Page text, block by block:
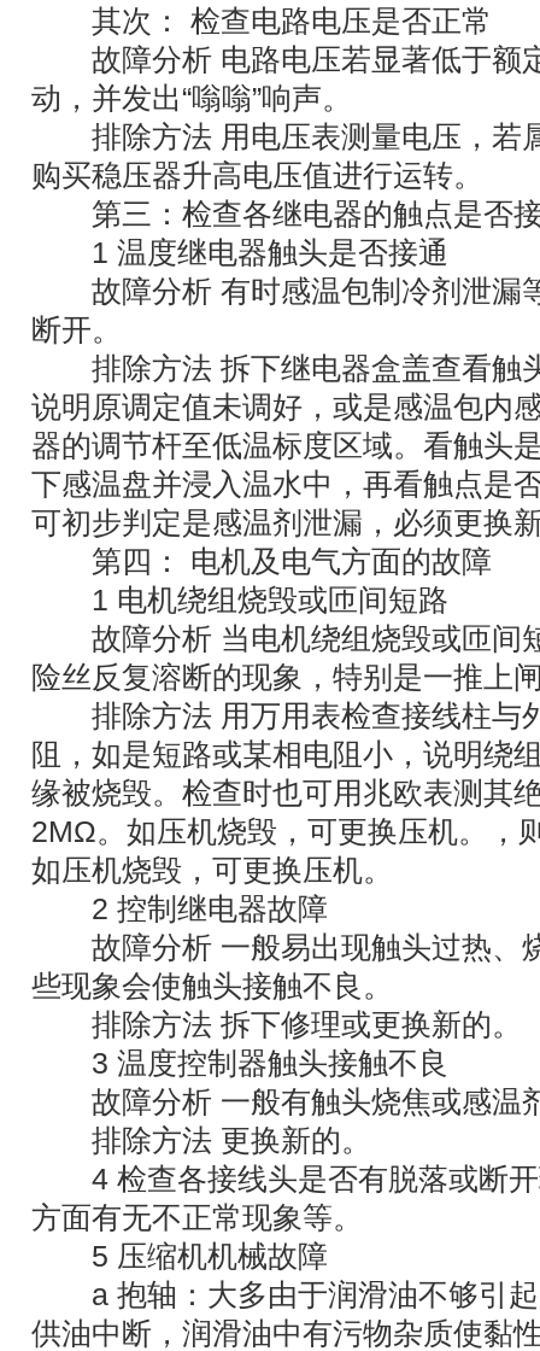
其次： 检查电路电压是否正常
故障分析 电路电压若显著低于额
动，并发出“嗡嗡”响声。
排除方法 用电压表测量电压，若
购买稳压器升高电压值进行运转。
第三：检查各继电器的触点是否
1 温度继电器触头是否接通
故障分析 有时感温包制冷剂泄漏
断开。
排除方法 拆下继电器盒盖查看触
说明原调定值未调好，或是感温包内
器的调节杆至低温标度区域。看触头
下感温盘并浸入温水中，再看触点是
可初步判定是感温剂泄漏，必须更换
第四： 电机及电气方面的故障
1 电机绕组烧毁或匝间短路
故障分析 当电机绕组烧毁或匝间
险丝反复溶断的现象，特别是一推上
排除方法 用万用表检查接线柱与
阻，如是短路或某相电阻小，说明绕
缘被烧毁。检查时也可用兆欧表测其
2MΩ。如压机烧毁，可更换压机。，
如压机烧毁，可更换压机。
2 控制继电器故障
故障分析 一般易出现触头过热、
些现象会使触头接触不良。
排除方法 拆下修理或更换新的。
3 温度控制器触头接触不良
故障分析 一般有触头烧焦或感温
排除方法 更换新的。
4 检查各接线头是否有脱落或断开
方面有无不正常现象等。
5 压缩机机械故障
a 抱轴：大多由于润滑油不够引起
供油中断，润滑油中有污物杂质使黏